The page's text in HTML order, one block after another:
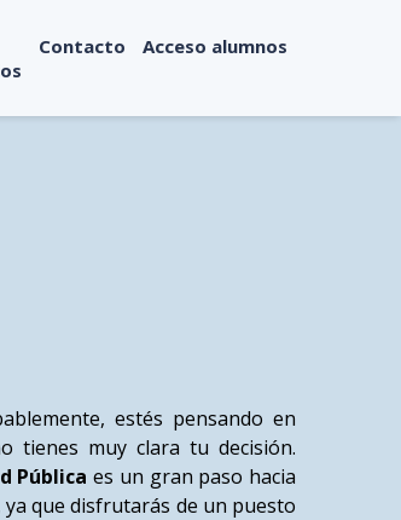
Contacto Acceso alumnos
estés pensando en
tienes muy clara tu decisión.
Pública es un gran paso hacia
que disfrutarás de un puesto